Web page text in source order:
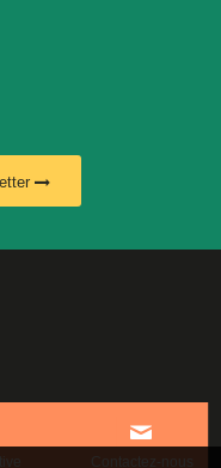
Contactez-nous